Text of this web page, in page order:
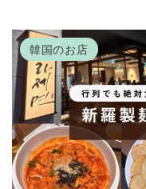
『BETON』は、塩パン
口当たりとバターの豊か
韓国のお店